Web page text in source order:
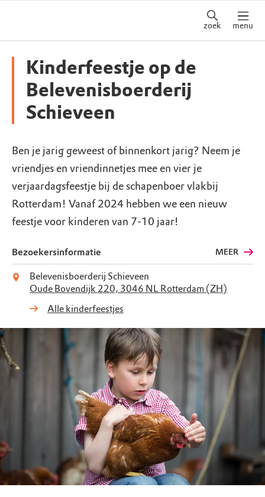
zoek menu
Kinderfeestje op de
Belevenisboerderij
Schieveen
Ben je jarig geweest of binnenkort jarig? Neem je
vriendjes en vriendinnetjes mee en vier je
verjaardagsfeestje bij de schapenboer vlakbij
Rotterdam! Vanaf 2024 hebben we een nieuw
feestje voor kinderen van 7-10 jaar!
Bezoekersinformatie MEER
Belevenisboerderij Schieveen
Oude Bovendijk 220, 3046 NL Rotterdam (ZH)
Alle kinderfeestjes